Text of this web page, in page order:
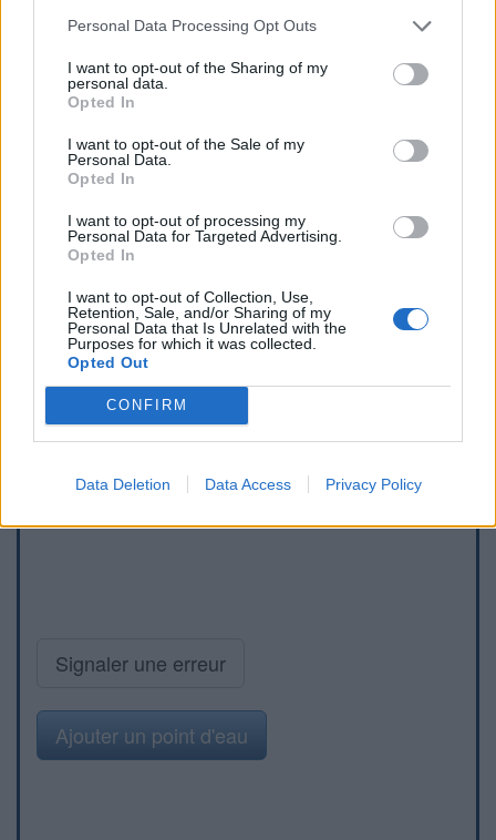
Personal Data Processing Opt Outs
I want to opt-out of the Sharing of my
personal data.
Opted In
I want to opt-out of the Sale of my
Personal Data.
Opted In
I want to opt-out of processing my
Personal Data for Targeted Advertising.
Opted In
I want to opt-out of Collection, Use,
Retention, Sale, and/or Sharing of my
Personal Data that Is Unrelated with the
Purposes for which it was collected.
Opted Out
CONFIRM
Data Deletion Data Access Privacy Policy
Afficher la carte
Signaler une erreur
Ajouter un point d'eau